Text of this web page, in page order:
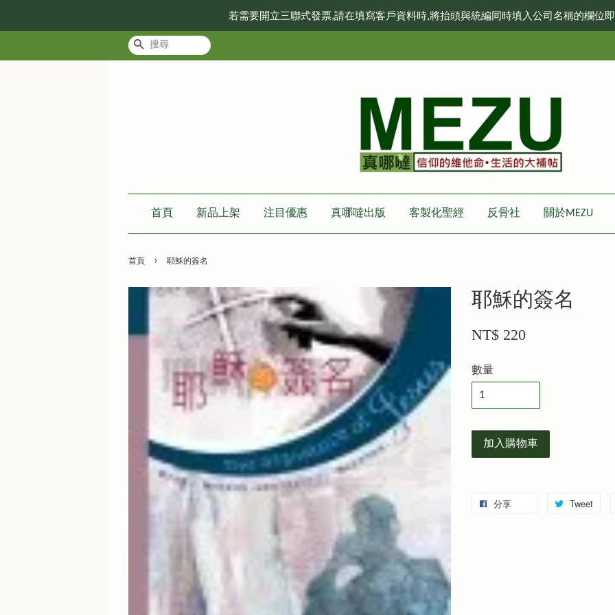
若需要開立三聯式發票,請在填寫客戶資料時,將抬頭與統編同時填入公司名稱的欄位
搜尋
首頁 新品上架 注目優惠 真哪噠出版 客製化聖經 反骨社 關於MEZU
首頁 › 耶穌的簽名
耶穌的簽名
NT$ 220
數量
加入購物車
分享 Tweet